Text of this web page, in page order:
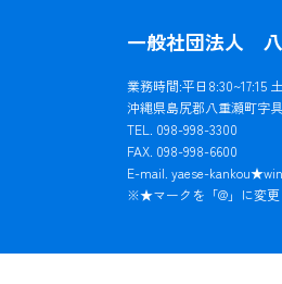
一般社団法人
業務時間:平日8:30~17:15
沖縄県島尻郡八重瀬町字
TEL. 098-998-3300
FAX. 098-998-6600
E-mail. yaese-
※★マークを「@」に変更